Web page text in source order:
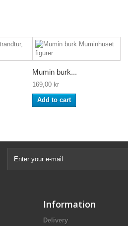
Mumin burk...
169,00 kr
Add to cart
Information
Delivery